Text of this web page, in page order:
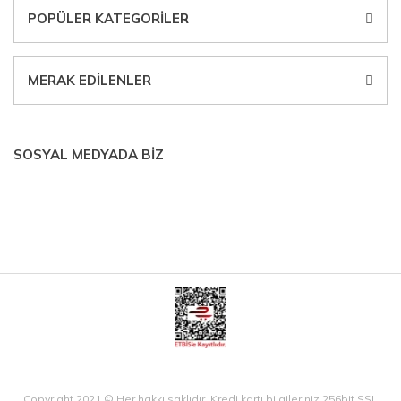
POPÜLER KATEGORİLER
MERAK EDİLENLER
SOSYAL MEDYADA BİZ
Copyright 2021 © Her hakkı saklıdır. Kredi kartı bilgileriniz 256bit SSL